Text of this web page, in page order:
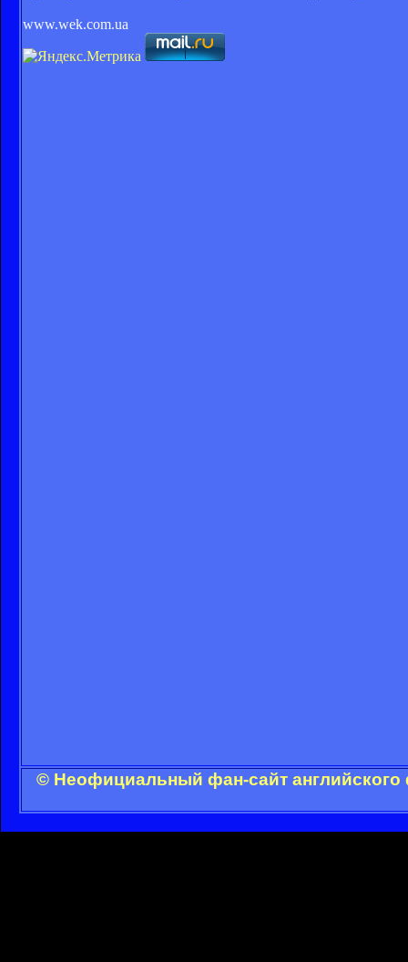
www.wek.com.ua
© Неофициальный фан-сайт английского